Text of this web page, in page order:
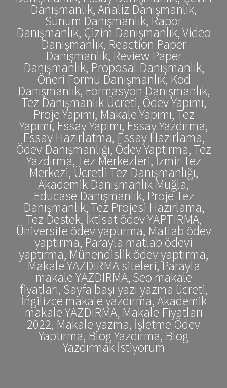
Danışmanlık, Analiz Danışmanlık,
Sunum Danışmanlık, Rapor
Danışmanlık, Çizim Danışmanlık, Video
Danışmanlık, Reaction Paper
Danışmanlık, Review Paper
Danışmanlık, Proposal Danışmanlık,
Öneri Formu Danışmanlık, Kod
Danışmanlık, Formasyon Danışmanlık,
Tez Danışmanlık Ücreti, Ödev Yapımı,
Proje Yapımı, Makale Yapımı, Tez
Yapımı, Essay Yapımı, Essay Yazdırma,
Essay Hazırlatma, Essay Hazırlama,
Ödev Danışmanlığı, Ödev Yaptırma, Tez
Yazdırma, Tez Merkezleri, İzmir Tez
Merkezi, Ücretli Tez Danışmanlığı,
Akademik Danışmanlık Muğla,
Educase Danışmanlık, Proje Tez
Danışmanlık, Tez Projesi Hazırlama,
Tez Destek, İktisat ödev YAPTIRMA,
Üniversite ödev yaptırma, Matlab ödev
yaptırma, Parayla matlab ödevi
yaptırma, Mühendislik ödev yaptırma,
Makale YAZDIRMA siteleri, Parayla
makale YAZDIRMA, Seo makale
fiyatları, Sayfa başı yazı yazma ücreti,
İngilizce makale yazdırma, Akademik
makale YAZDIRMA, Makale Fiyatları
2022, Makale yazma, İşletme Ödev
Yaptırma, Blog Yazdırma, Blog
Yazdırmak İstiyorum